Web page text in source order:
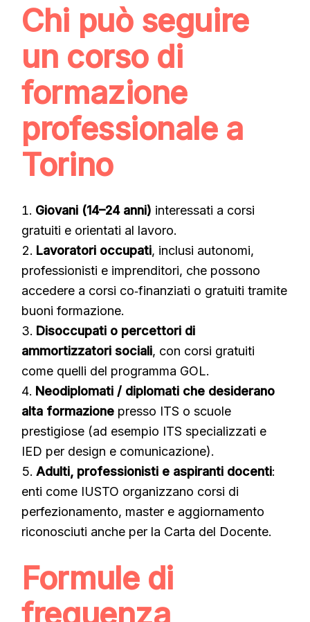
Chi può seguire
un corso di
formazione
professionale a
Torino
Giovani (14–24 anni) interessati a corsi
gratuiti e orientati al lavoro.
Lavoratori occupati, inclusi autonomi,
professionisti e imprenditori, che possono
accedere a corsi co‑finanziati o gratuiti tramite
buoni formazione.
Disoccupati o percettori di
ammortizzatori sociali, con corsi gratuiti
come quelli del programma GOL.
Neodiplomati / diplomati che desiderano
alta formazione presso ITS o scuole
prestigiose (ad esempio ITS specializzati e
IED per design e comunicazione).
Adulti, professionisti e aspiranti docenti:
enti come IUSTO organizzano corsi di
perfezionamento, master e aggiornamento
riconosciuti anche per la Carta del Docente.
Formule di
frequenza